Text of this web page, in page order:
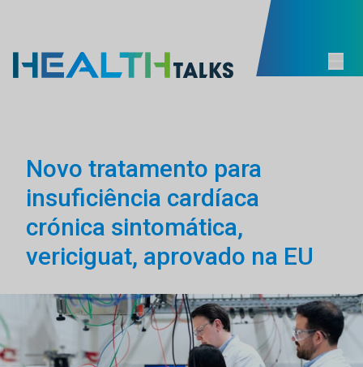
Novo tratamento para
insuficiência cardíaca
crónica sintomática,
vericiguat, aprovado na EU